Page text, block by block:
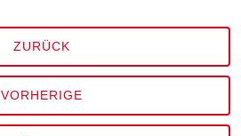
ZURÜCK
VORHERIGE